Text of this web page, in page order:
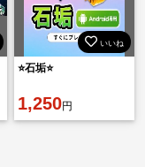
いいね
⭐️石垢⭐️
1,250円